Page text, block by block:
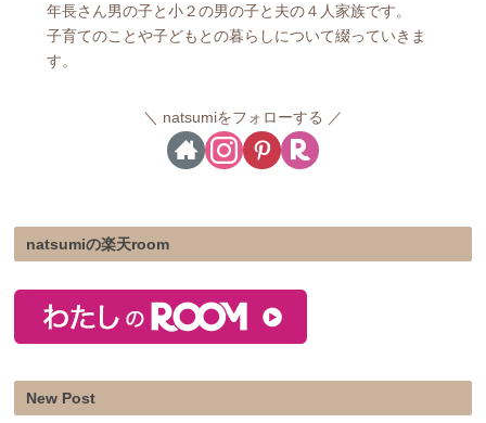
年長さん男の子と小２の男の子と夫の４人家族です。
子育てのことや子どもとの暮らしについて綴っていきま
す。
natsumiをフォローする
natsumiの楽天room
New Post